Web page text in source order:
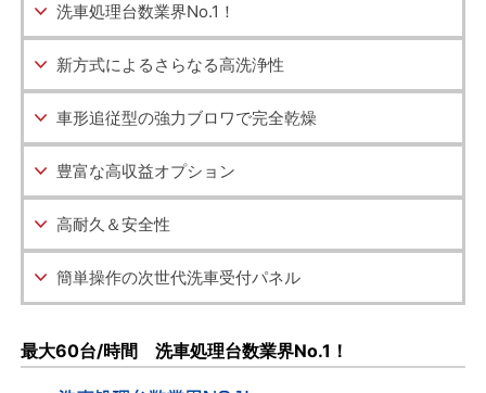
洗車処理台数業界No.1！
新方式によるさらなる高洗浄性
車形追従型の強力ブロワで完全乾燥
豊富な高収益オプション
高耐久＆安全性
簡単操作の次世代洗車受付パネル
最大60台/時間 洗車処理台数業界No.1！